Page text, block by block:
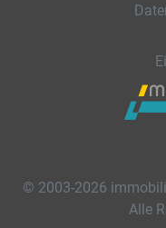
© 2003-2026
Alle